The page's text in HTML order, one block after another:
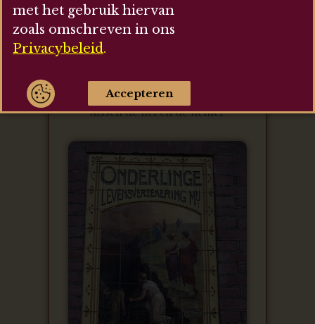
“Onverzekerd”. De andere groep is
keurig gekleed, zij lopen omarmt
naar boven waar zonlicht hun
dat dit het verschil moet uitbeelden
tussen de hel en de hemel.
met het gebruik hiervan
zoals omschreven in ons
Privacybeleid.
Accepteren